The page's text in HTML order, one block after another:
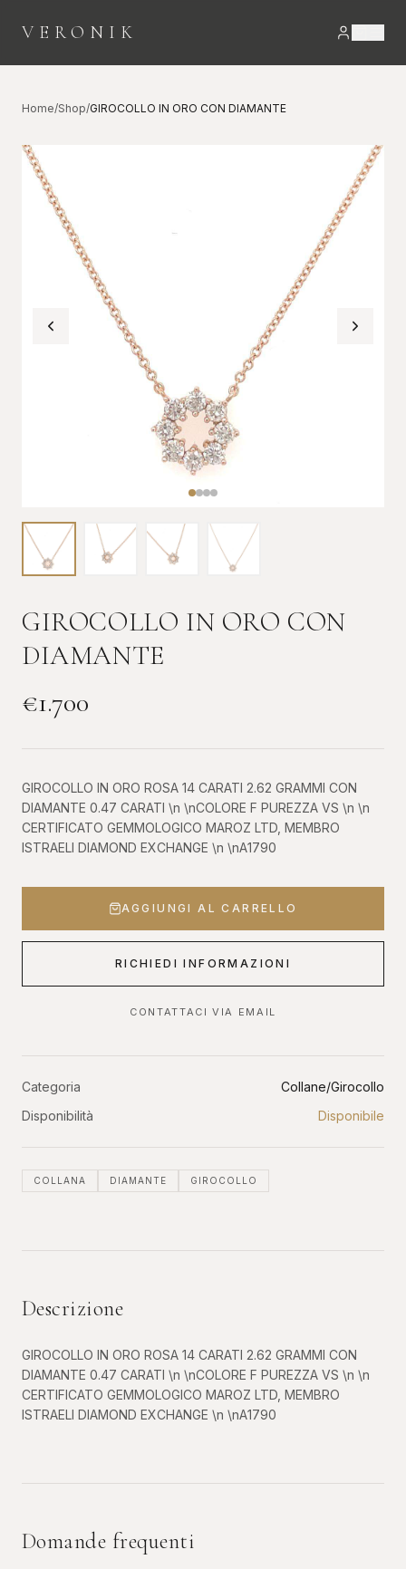
VERONIK
Home/Shop/GIROCOLLO IN ORO CON DIAMANTE
GIROCOLLO IN ORO CON
DIAMANTE
€1.700
GIROCOLLO IN ORO ROSA 14 CARATI 2.62 GRAMMI CON
DIAMANTE 0.47 CARATI \n \nCOLORE F PUREZZA VS \n \n
CERTIFICATO GEMMOLOGICO MAROZ LTD, MEMBRO
ISTRAELI DIAMOND EXCHANGE \n \nA1790
AGGIUNGI AL CARRELLO
RICHIEDI INFORMAZIONI
CONTATTACI VIA EMAIL
Categoria
Collane/Girocollo
Disponibilità
Disponibile
COLLANA DIAMANTE GIROCOLLO
Descrizione
GIROCOLLO IN ORO ROSA 14 CARATI 2.62 GRAMMI CON
DIAMANTE 0.47 CARATI \n \nCOLORE F PUREZZA VS \n \n
CERTIFICATO GEMMOLOGICO MAROZ LTD, MEMBRO
ISTRAELI DIAMOND EXCHANGE \n \nA1790
Domande frequenti